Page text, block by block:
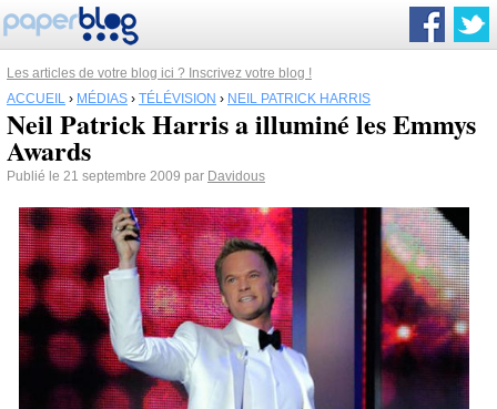
Les articles de votre blog ici ? Inscrivez votre blog !
ACCUEIL › MÉDIAS › TÉLÉVISION › NEIL PATRICK HARRIS
Neil Patrick Harris a illuminé les Emmys
Awards
Publié le 21 septembre 2009 par Davidous